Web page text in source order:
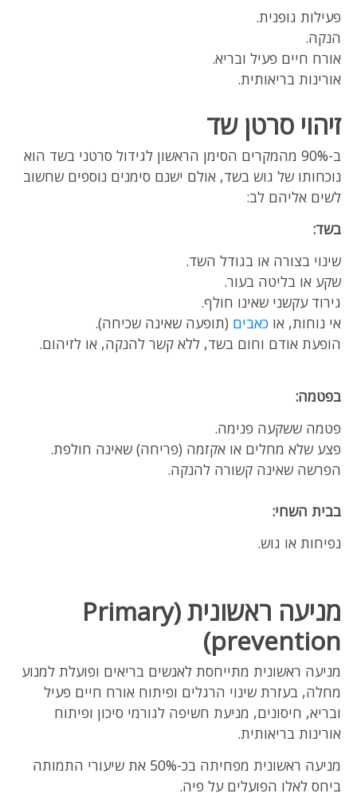
פעילות גופנית.
הנקה.
אורח חיים פעיל ובריא.
אורינות בריאותית.
זיהוי סרטן שד
ב-90% מהמקרים הסימן הראשון לגידול סרטני בשד הוא
נוכחותו של גוש בשד, אולם ישנם סימנים נוספים שחשוב
לשים אליהם לב:
בשד:
שינוי בצורה או בגודל השד.
שקע או בליטה בעור.
גירוד עקשני שאינו חולף.
אי נוחות, או כאבים (תופעה שאינה שכיחה).
הופעת אודם וחום בשד, ללא קשר להנקה, או לזיהום.
בפטמה:
פטמה ששקעה פנימה.
פצע שלא מחלים או אקזמה (פריחה) שאינה חולפת.
הפרשה שאינה קשורה להנקה.
בבית השחי:
נפיחות או גוש.
מניעה ראשונית (Primary
prevention)
מניעה ראשונית מתייחסת לאנשים בריאים ופועלת למנוע
מחלה, בעזרת שינוי הרגלים ופיתוח אורח חיים פעיל
ובריא, חיסונים, מניעת חשיפה לגורמי סיכון ופיתוח
אורינות בריאותית.
מניעה ראשונית מפחיתה בכ-50% את שיעורי התמותה
ביחס לאלו הפועלים על פיה.